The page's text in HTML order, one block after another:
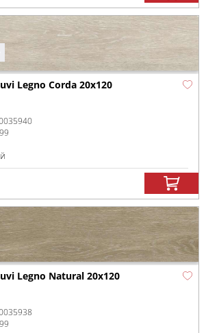
Legno Corda 20x120
Legno Natural 20x120